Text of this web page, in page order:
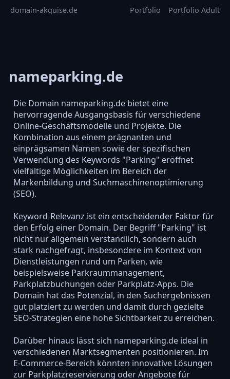
domain-akquise.de Portfolio Portfolio Adult
nameparking.de
Die Domain nameparking.de bietet eine
hervorragende Ausgangsbasis für verschiedene
Online-Geschäftsmodelle und Projekte. Die
Kombination aus einem prägnanten und
einprägsamen Namen sowie der spezifischen
Verwendung des Keywords "Parking" eröffnet
vielfältige Möglichkeiten im Bereich der
Markenbildung und Suchmaschinenoptimierung
(SEO).
Keyword-Relevanz ist ein entscheidender Faktor für
den Erfolg einer Domain. Der Begriff "Parking" ist
nicht nur allgemein verständlich, sondern auch
stark nachgefragt, insbesondere im Kontext von
Dienstleistungen rund um Parken, wie
beispielsweise Parkraummanagement,
Parkplatzbuchungen oder Parkplatz-Apps. Die
Domain hat das Potenzial, in den Suchergebnissen
gut platziert zu werden und damit durch gezielte
SEO-Strategien eine hohe Sichtbarkeit zu erreichen.
Darüber hinaus lässt sich nameparking.de ideal in
verschiedenen Marktsegmenten positionieren. Im
E-Commerce-Bereich könnten innovative Lösungen
zur Parkplatzreservierung oder Angebote für